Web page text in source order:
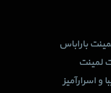
باراباس
لمینت
و اسرارآمیز